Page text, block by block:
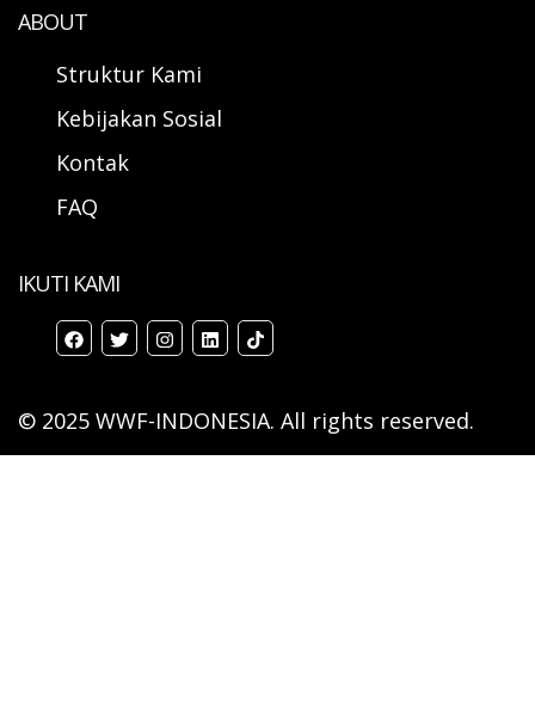
ABOUT
Struktur Kami
Kebijakan Sosial
Kontak
FAQ
IKUTI KAMI
© 2025 WWF-INDONESIA. All rights reserved.